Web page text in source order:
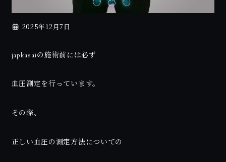
2025年12月7日
japkasaiの施術前には必ず
血圧測定を行っています。
その際、
正しい血圧の測定方法についての